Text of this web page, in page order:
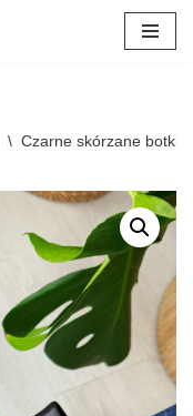
\ Czarne skórzane botki